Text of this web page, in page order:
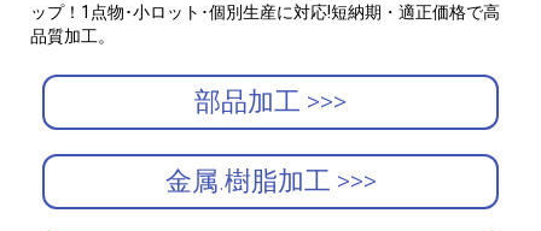
ップ！1点物･小ロット･個別生産に対応!短納期・適正価格で高
品質加工。
部品加工 >>>
金属.樹脂加工 >>>